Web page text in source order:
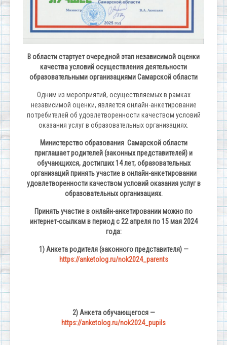
В области стартует очередной этап независимой оценки
качества условий осуществления деятельности
образовательными организациями Самарской области
Одним из мероприятий, осуществляемых в рамках
независимой оценки, является онлайн-анкетирование
потребителей об удовлетворенности качеством условий
оказания услуг в образовательных организациях.
Министерство образования Самарской области
приглашает родителей (законных представителей) и
обучающихся, достигших 14 лет, образовательных
организаций принять участие в онлайн-анкетировании
удовлетворенности качеством условий оказания услуг в
образовательных организациях.
Принять участие в онлайн-анкетировании можно по
интернет-ссылкам в период с 22 апреля по 15 мая 2024
года:
1) Анкета родителя (законного представителя) —
https://anketolog.ru/nok2024_parents
2) Анкета обучающегося —
https://anketolog.ru/nok2024_pupils